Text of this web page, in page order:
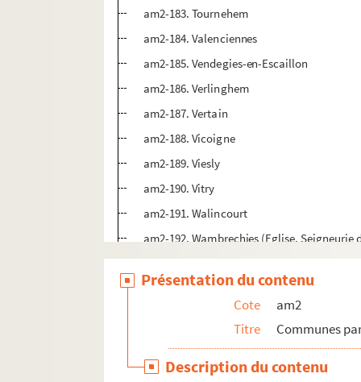
am2-183. Tournehem
am2-184. Valenciennes
am2-185. Vendegies-en-Escaillon
am2-186. Verlinghem
am2-187. Vertain
am2-188. Vicoigne
am2-189. Viesly
am2-190. Vitry
am2-191. Walincourt
am2-192. Wambrechies (Eglise, Seigneurie
am2-193. Warneton
am2-194. Watrelos
am2-196. Wazemmes
am2-197. Werwicq
Présentation du contenu
Cote
am2
Titre
Communes
Description du contenu